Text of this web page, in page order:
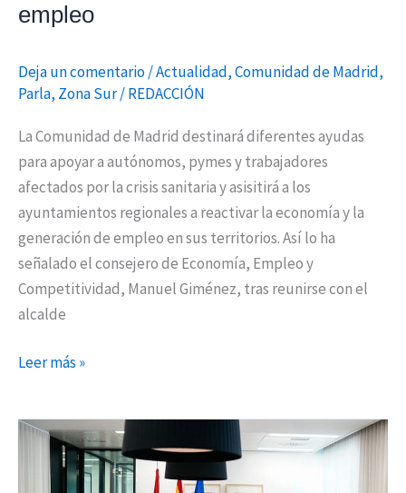
empleo
Deja un comentario/Actualidad,Comunidad de Madrid,
Parla, Zona Sur/REDACCIÓN
La Comunidad de Madrid destinará diferentes ayudas
para apoyar a autónomos, pymes y trabajadores
afectados por la crisis sanitaria y asisitirá a los
ayuntamientos regionales a reactivar la economía y la
generación de empleo en sus territorios. Así lo ha
señalado el consejero de Economía, Empleo y
Competitividad, Manuel Giménez, tras reunirse con el
alcalde
Leer más »
Los
ayuntamientos